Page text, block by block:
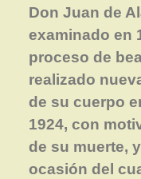
Don Juan de
examinado en
proceso de
realizado
de su cuerpo
1924, con
de su muerte,
ocasión del